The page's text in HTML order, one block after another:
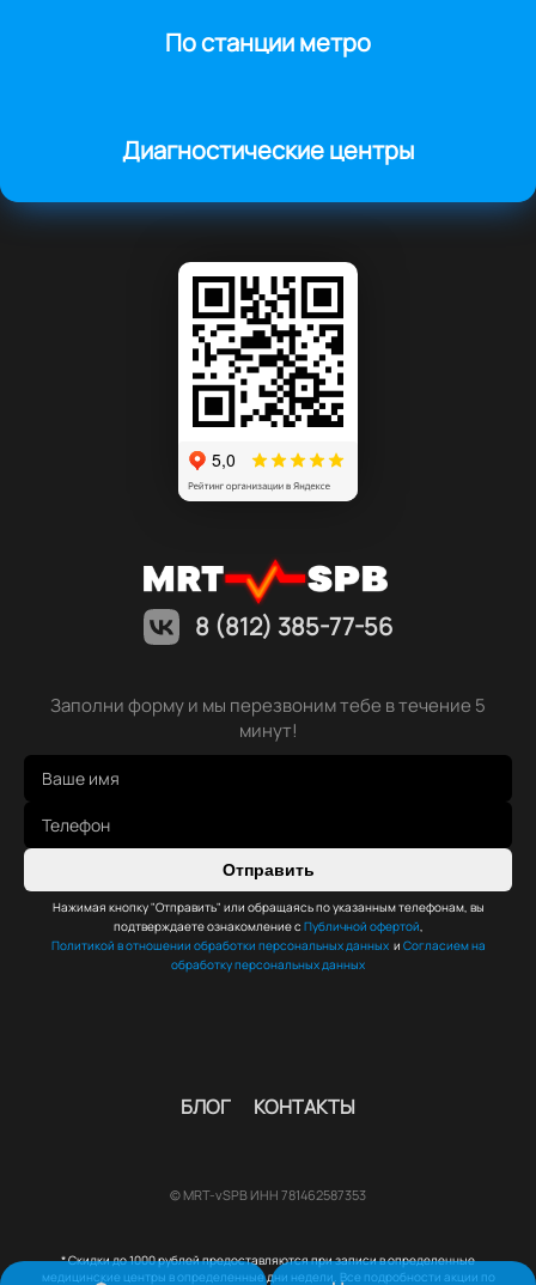
По станции метро
Диагностические центры
8 (812) 385-77-56
Заполни форму и мы перезвоним тебе в течение 5
минут!
Отправить
Нажимая кнопку "Отправить" или обращаясь по указанным телефонам, вы
подтверждаете ознакомление с Публичной офертой,
Политикой в отношении обработки персональных данных и Согласием на
обработку персональных данных
БЛОГ КОНТАКТЫ
© MRT-vSPB ИНН 781462587353
* Скидки до 1000 рублей предоставляются при записи в определенные
медицинские центры в определенные дни недели. Все подробности акции по